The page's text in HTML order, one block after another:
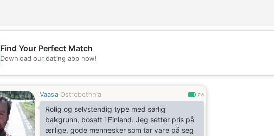
💖
Find Your Perfect Match
Download our dating app now!
Vaasa Ostrobothnia 0.8
Rolig og selvstendig type med sørlig
bakgrunn, bosatt i Finland. Jeg setter pris på
ærlige, gode mennesker som tar vare på seg